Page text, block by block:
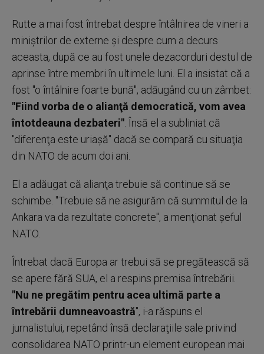
Rutte a mai fost întrebat despre întâlnirea de vineri a
miniştrilor de externe şi despre cum a decurs
aceasta, după ce au fost unele dezacorduri destul de
aprinse între membri în ultimele luni. El a insistat că a
fost "o întâlnire foarte bună", adăugând cu un zâmbet:
"Fiind vorba de o alianţă democratică, vom avea
întotdeauna dezbateri" . Însă el a subliniat că
"diferenţa este uriaşă" dacă se compară cu situaţia
din NATO de acum doi ani.
El a adăugat că alianţa trebuie să continue să se
schimbe. "Trebuie să ne asigurăm că summitul de la
Ankara va da rezultate concrete", a menţionat şeful
NATO.
Întrebat dacă Europa ar trebui să se pregătească să
se apere fără SUA, el a respins premisa întrebării.
"Nu ne pregătim pentru acea ultimă parte a
întrebării dumneavoastră", i-a răspuns el
jurnalistului, repetând însă declaraţiile sale privind
consolidarea NATO printr-un element european mai